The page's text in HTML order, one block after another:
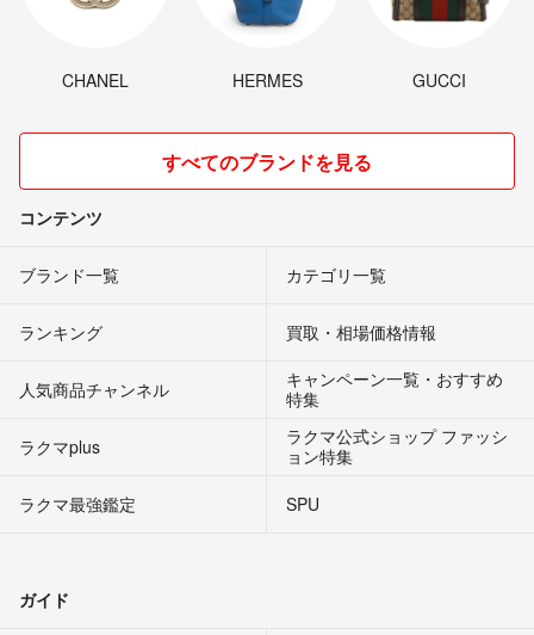
CHANEL HERMES GUCCI
すべてのブランドを見る
コンテンツ
ブランド一覧 カテゴリ一覧
ランキング 買取・相場価格情報
人気商品チャンネル
キャンペーン一覧・おすすめ
特集
ラクマplus
ラクマ公式ショップ ファッシ
ョン特集
ラクマ最強鑑定
SPU
ガイド